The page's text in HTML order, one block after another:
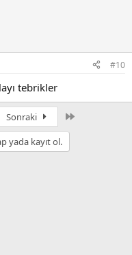
#10
tebrikler
Sonraki
yada kayıt ol.